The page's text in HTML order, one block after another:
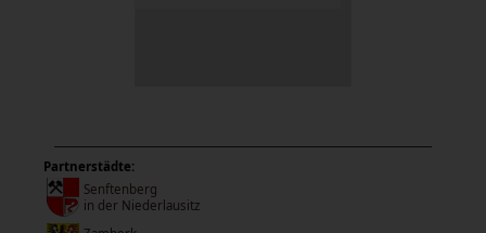
Partnerstädte:
Senftenberg
in der Niederlausitz